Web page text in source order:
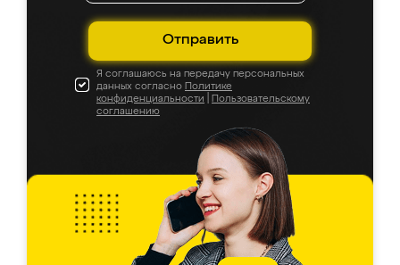
Отправить
Я соглашаюсь на передачу персональных
данных согласно Политике
конфиденциальности
Пользовательскому
соглашению